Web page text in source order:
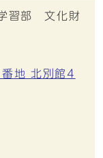
習部 文化財
地 北別館4